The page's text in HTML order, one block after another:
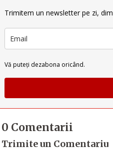
Trimitem un newsletter pe zi,
Vă puteți dezabona oricând.
0 Comentarii
Trimite un Comentariu